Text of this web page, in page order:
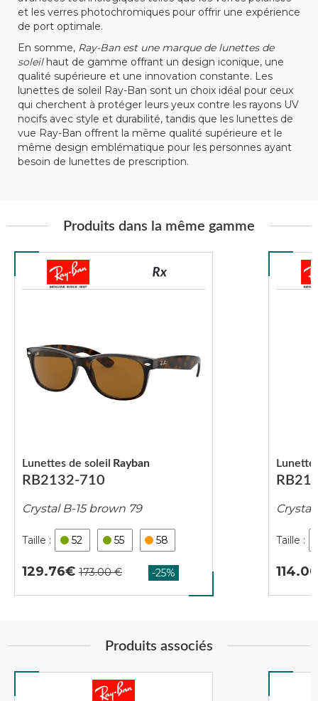
et les verres photochromiques pour offrir une expérience
de port optimale.
En somme, Ray-Ban est une marque de lunettes de
soleilhaut de gamme offrant un design iconique, une
qualité supérieure et une innovation constante. Les
lunettes de soleil Ray-Ban sont un choix idéal pour ceux
qui cherchent à protéger leurs yeux contre les rayons UV
nocifs avec style et durabilité, tandis que les lunettes de
vue Ray-Ban offrent la même qualité supérieure et le
même design emblématique pour les personnes ayant
besoin de lunettes de prescription.
Produits dans la même gamme
RB2132-710
Lunettes de soleil Rayban
Crystal B-15 brown 79
52 55 58
129.76
Crystal
Produits associés